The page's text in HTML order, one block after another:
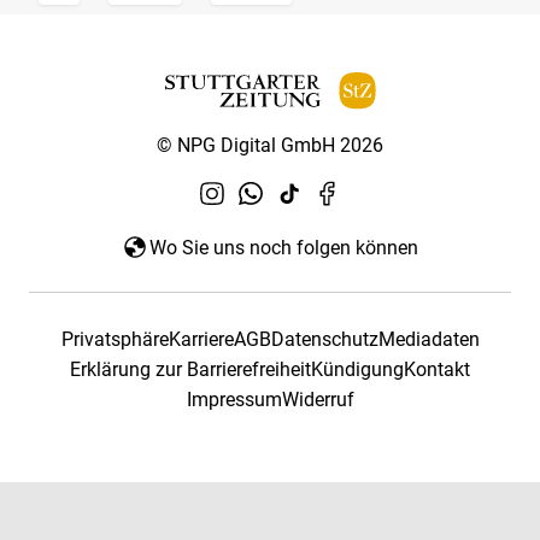
© NPG Digital GmbH 2026
Wo Sie uns noch folgen können
PrivatsphäreKarriereAGBDatenschutzMediadaten
Erklärung zur BarrierefreiheitKündigungKontakt
ImpressumWiderruf